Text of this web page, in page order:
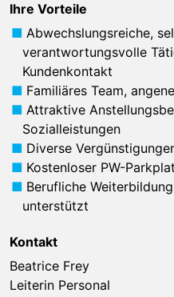
Ihre Vorteile
Abwechslungsreiche,
verantwortungsvolle
Kundenkontakt
Familiäres Team,
Attraktive
Sozialleistungen
Diverse
Kostenloser PW-
Berufliche
unterstützt
Kontakt
Beatrice Frey
Leiterin Personal